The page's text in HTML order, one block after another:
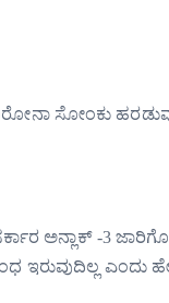
ಸೋಂಕು
ಸರ್ಕಾರ ಅನ್ಲಾಕ್ -3
ಇರುವುದಿಲ್ಲ ಎಂದು